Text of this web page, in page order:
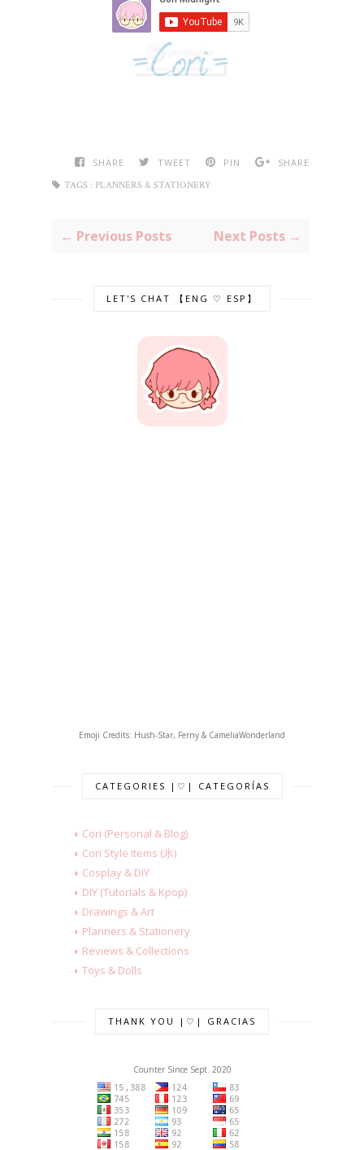
SHARE TWEET PIN
SHARE
TAGS : PLANNERS & STATIONERY
← Previous Posts Next Posts →
LET'S CHAT 【ENG ♡ ESP】
Emoji Credits: Hush-Star, Ferny & CameliaWonderland
CATEGORIES |♡| CATEGORÍAS
◗ Cori (Personal & Blog)
◗ Cori Style Items (氷)
◗ Cosplay & DIY
◗ DIY (Tutorials & Kpop)
◗ Drawings & Art
◗ Planners & Stationery
◗ Reviews & Collections
◗ Toys & Dolls
THANK YOU |♡| GRACIAS
Counter Since Sept. 2020